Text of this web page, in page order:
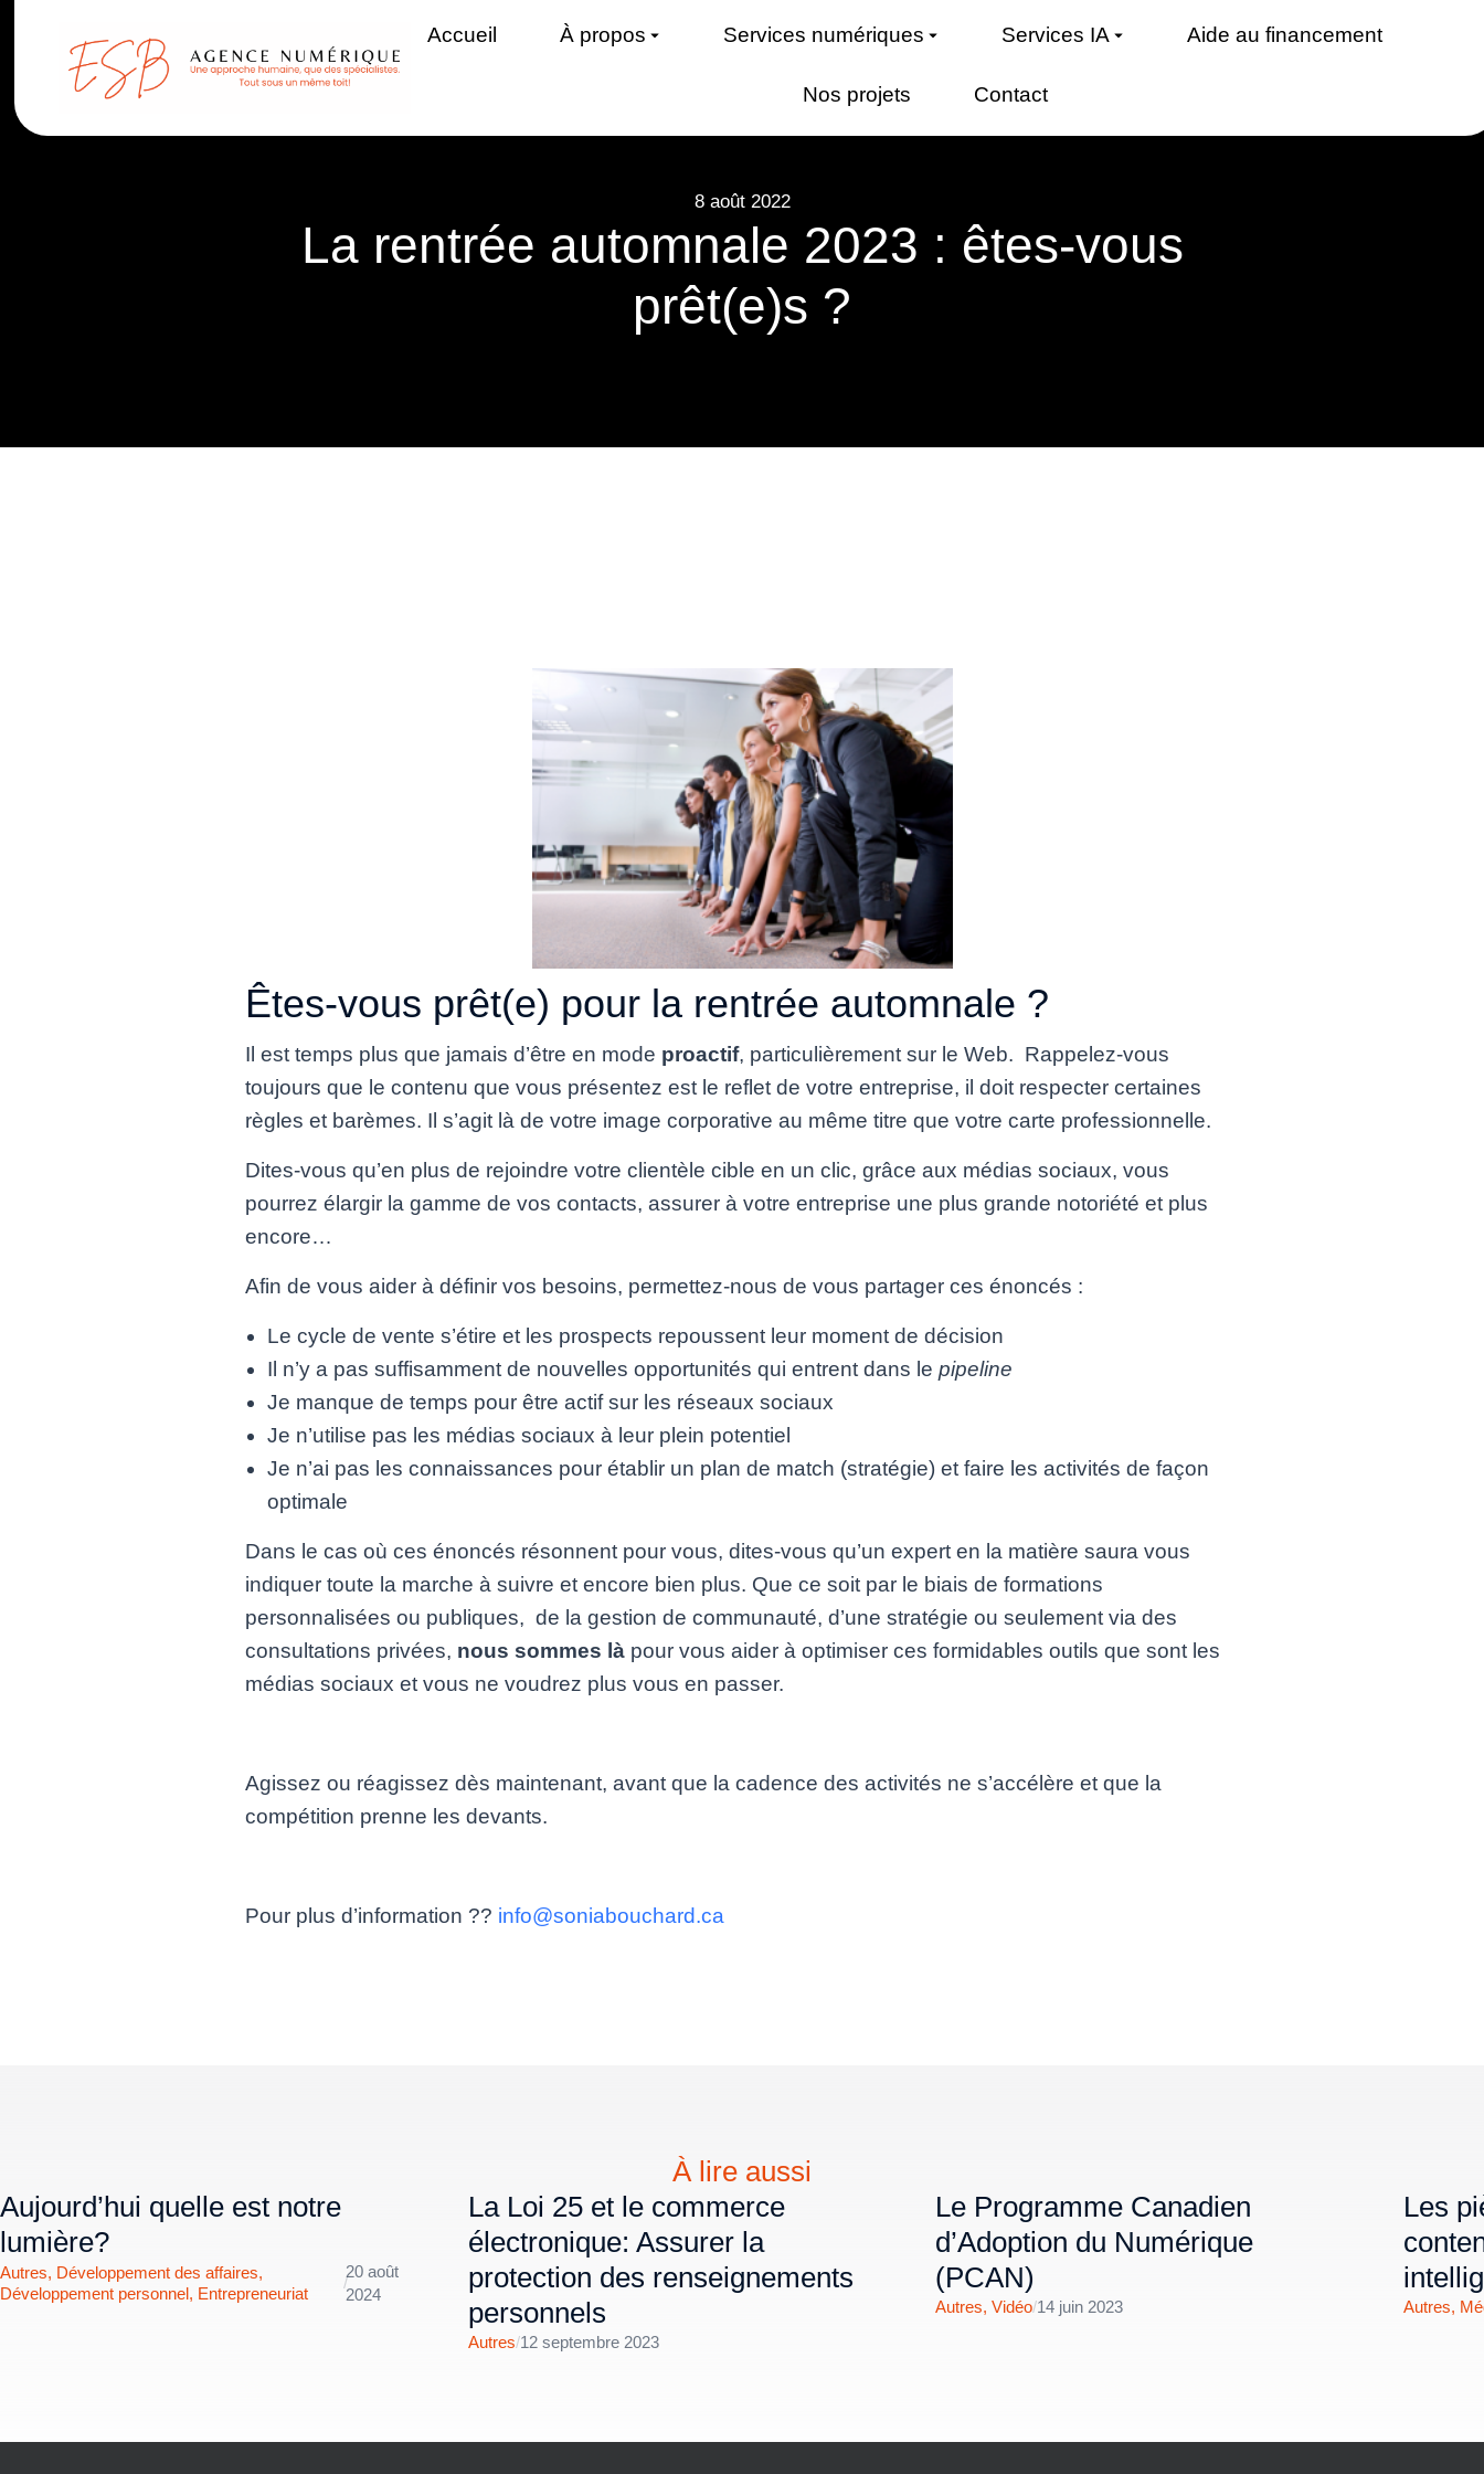
Accueil À propos Services numériques Services IA Aide au financement
Nos projets Contact
8 août 2022
La rentrée automnale 2023 : êtes-vous
prêt(e)s ?
Êtes-vous prêt(e) pour la rentrée automnale ?
Il est temps plus que jamais d’être en mode proactif, particulièrement sur le Web. Rappelez-vous
toujours que le contenu que vous présentez est le reflet de votre entreprise, il doit respecter certaines
règles et barèmes. Il s’agit là de votre image corporative au même titre que votre carte professionnelle.
Dites-vous qu’en plus de rejoindre votre clientèle cible en un clic, grâce aux médias sociaux, vous
pourrez élargir la gamme de vos contacts, assurer à votre entreprise une plus grande notoriété et plus
encore…
Afin de vous aider à définir vos besoins, permettez-nous de vous partager ces énoncés :
Le cycle de vente s’étire et les prospects repoussent leur moment de décision
Il n’y a pas suffisamment de nouvelles opportunités qui entrent dans le pipeline
Je manque de temps pour être actif sur les réseaux sociaux
Je n’utilise pas les médias sociaux à leur plein potentiel
Je n’ai pas les connaissances pour établir un plan de match (stratégie) et faire les activités de façon
optimale
Dans le cas où ces énoncés résonnent pour vous, dites-vous qu’un expert en la matière saura vous
indiquer toute la marche à suivre et encore bien plus. Que ce soit par le biais de formations
personnalisées ou publiques, de la gestion de communauté, d’une stratégie ou seulement via des
consultations privées, nous sommes là pour vous aider à optimiser ces formidables outils que sont les
médias sociaux et vous ne voudrez plus vous en passer.
Agissez ou réagissez dès maintenant, avant que la cadence des activités ne s’accélère et que la
compétition prenne les devants.
Pour plus d’information ?? info@soniabouchard.ca
À lire aussi
Aujourd’hui quelle est notre
lumière?
Autres, Développement des affaires,
Développement personnel, Entrepreneuriat
/
20 août
2024
La Loi 25 et le commerce
électronique: Assurer la
protection des renseignements
personnels
Autres/12 septembre 2023
Le Programme Canadien
d’Adoption du Numérique
(PCAN)
Autres,Vidéo/14 juin 2023
Les
Autres,